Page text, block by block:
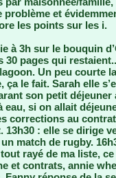
problème et
les points sur les i.
à 3h sur le bouquin
30 pages qui
Un peu courte
ça le fait. Sarah elle
son petit
eau, si on allait
corrections au
13h30 : elle se dirige
match de rugby.
tout rayé de ma liste,
et contrats, annie